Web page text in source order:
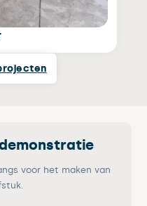
voor het maken van